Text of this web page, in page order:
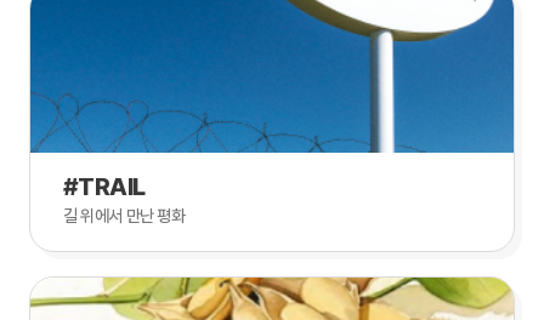
#TRAIL
길 위에서 만난 평화